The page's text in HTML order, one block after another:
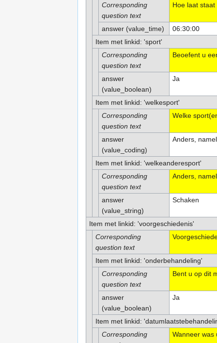
Corresponding
question text
Hoe laat
answer (value_time)
06:30:00
Item met linkid: 'sport'
Corresponding
question text
Beoefent u
answer
(value_boolean)
Ja
Item met linkid: 'welkesport'
Corresponding
question text
Welke
answer
(value_coding)
Anders,
Item met linkid: 'welkeanderesport'
Corresponding
question text
Anders,
answer
(value_string)
Schaken
Item met linkid: 'voorgeschiedenis'
Corresponding
question text
Item met linkid: 'onderbehandeling'
Corresponding
question text
Bent u op dit
answer
(value_boolean)
Ja
Item met linkid:
Corresponding
Wanneer was